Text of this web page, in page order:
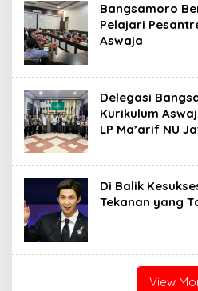
Bangsamoro
Pelajari
Aswaja
Delegasi
Kurikulum
LP Ma’arif NU
Di Balik
Tekanan yang
View